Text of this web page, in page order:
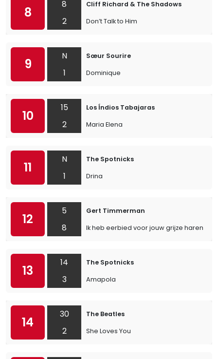
8
8
2
Cliff Richard & The Shadows
Don’t Talk to Him
9
N
1
Sœur Sourire
Dominique
10
15
2
Los Índios Tabajaras
Maria Elena
11
N
1
The Spotnicks
Drina
12
5
8
Gert Timmerman
Ik heb eerbied voor jouw grijze haren
13
14
3
The Spotnicks
Amapola
14
30
2
The Beatles
She Loves You